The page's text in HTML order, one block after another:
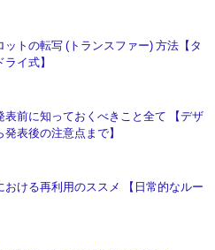
ットの転写 (トランスファー) 方法【タ
イ式】
表前に知っておくべきこと全て 【デザ
発表後の注意点まで】
おける再利用のススメ 【日常的なルー